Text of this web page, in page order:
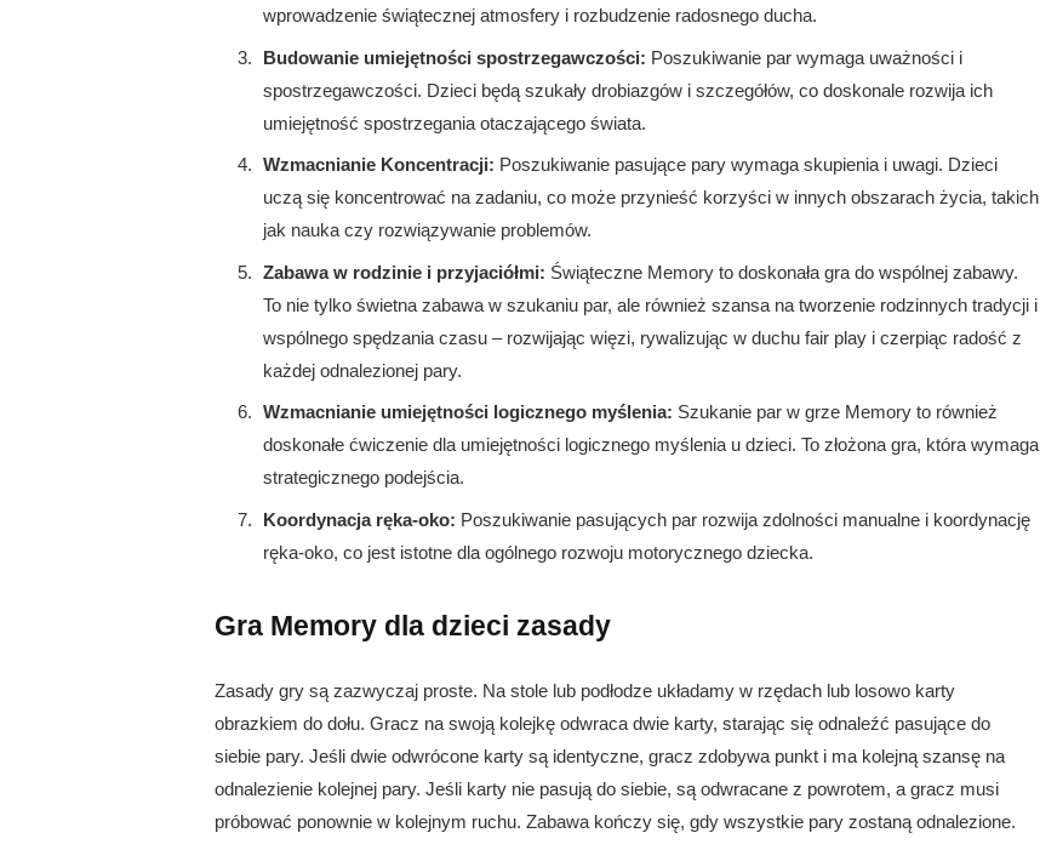
wprowadzenie świątecznej atmosfery i rozbudzenie radosnego ducha.
Budowanie umiejętności spostrzegawczości: Poszukiwanie par wymaga uważności i
spostrzegawczości. Dzieci będą szukały drobiazgów i szczegółów, co doskonale rozwija ich
umiejętność spostrzegania otaczającego świata.
Wzmacnianie Koncentracji: Poszukiwanie pasujące pary wymaga skupienia i uwagi. Dzieci
uczą się koncentrować na zadaniu, co może przynieść korzyści w innych obszarach życia, takich
jak nauka czy rozwiązywanie problemów.
Zabawa w rodzinie i przyjaciółmi: Świąteczne Memory to doskonała gra do wspólnej zabawy.
To nie tylko świetna zabawa w szukaniu par, ale również szansa na tworzenie rodzinnych tradycji i
wspólnego spędzania czasu – rozwijając więzi, rywalizując w duchu fair play i czerpiąc radość z
każdej odnalezionej pary.
Wzmacnianie umiejętności logicznego myślenia: Szukanie par w grze Memory to również
doskonałe ćwiczenie dla umiejętności logicznego myślenia u dzieci. To złożona gra, która wymaga
strategicznego podejścia.
Koordynacja ręka-oko: Poszukiwanie pasujących par rozwija zdolności manualne i koordynację
ręka-oko, co jest istotne dla ogólnego rozwoju motorycznego dziecka.
Gra Memory dla dzieci zasady
Zasady gry są zazwyczaj proste. Na stole lub podłodze układamy w rzędach lub losowo karty
obrazkiem do dołu. Gracz na swoją kolejkę odwraca dwie karty, starając się odnaleźć pasujące do
siebie pary. Jeśli dwie odwrócone karty są identyczne, gracz zdobywa punkt i ma kolejną szansę na
odnalezienie kolejnej pary. Jeśli karty nie pasują do siebie, są odwracane z powrotem, a gracz musi
próbować ponownie w kolejnym ruchu. Zabawa kończy się, gdy wszystkie pary zostaną odnalezione.